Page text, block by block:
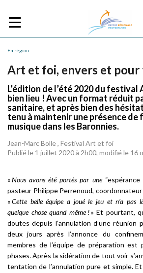
En région
Art et foi, envers et pour
L’édition de l’été 2020 du
bien lieu ! Avec un format réduit
sanitaire, et après bien des
tenu à maintenir une présence de
musique dans les Baronnies.
Jean-Marc Bolle , Festival Art et foi
Publié le 1 juillet 2020 à 2h00, modifié le 16
«Nous avons été portés par une“espérance
pasteur Philippe Perrenoud, coordonnateur
«Cette belle équipe a joué le jeu et n’a pas
quelque chose quand même !» Et pourtant,
doutes depuis l’annulation d’une réunion
deux jours après l’annonce du
membres de l’équipe de préparation est
phases. Après la sidération de tout voir
tentation de l’annulation pure et simple.